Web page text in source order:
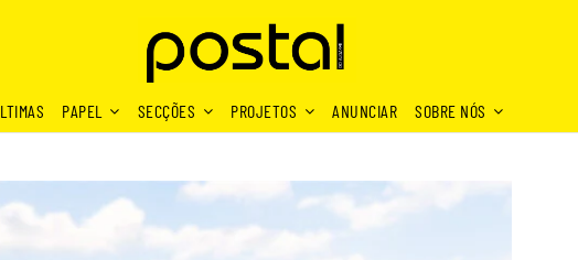
PAPEL SECÇÕES PROJETOS ANUNCIAR SOBRE NÓS